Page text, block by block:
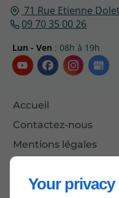
Your
71 Rue Etienne
09 70 35 00 26
Lun - Ven : 08h à 19h
Accueil
Contactez-nous
Mentions légales